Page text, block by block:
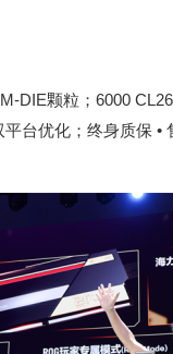
DIE颗粒；6000
台优化；终身质保 •